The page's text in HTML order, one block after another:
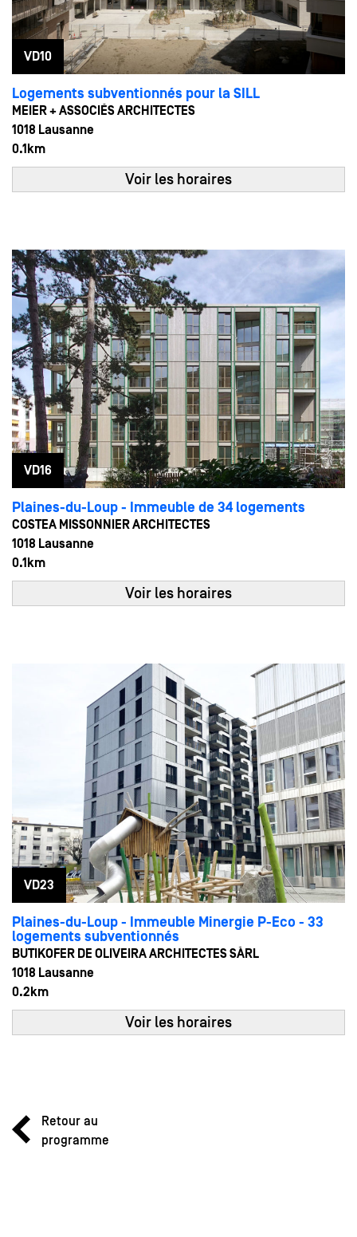
VD10
Logements subventionnés pour la SILL
MEIER + ASSOCIÉS ARCHITECTES
1018 Lausanne
0.1km
Voir les horaires
VD16
Plaines-du-Loup - Immeuble de 34 logements
COSTEA MISSONNIER ARCHITECTES
1018 Lausanne
0.1km
24
MAI
Sam
15:00 - 18:00
Voir les horaires
VD23
Plaines-du-Loup - Immeuble Minergie P-Eco - 33
logements subventionnés
BUTIKOFER DE OLIVEIRA ARCHITECTES SÀRL
1018 Lausanne
0.2km
14:00 - 16:00
Voir les horaires
Retour au
programme